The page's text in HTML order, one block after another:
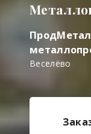
Веселёво